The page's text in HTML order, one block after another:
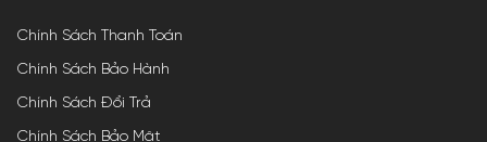
Chính Sách Thanh Toán
Chính Sách Bảo Hành
Chính Sách Đổi Trả
Chính Sách Bảo Mật